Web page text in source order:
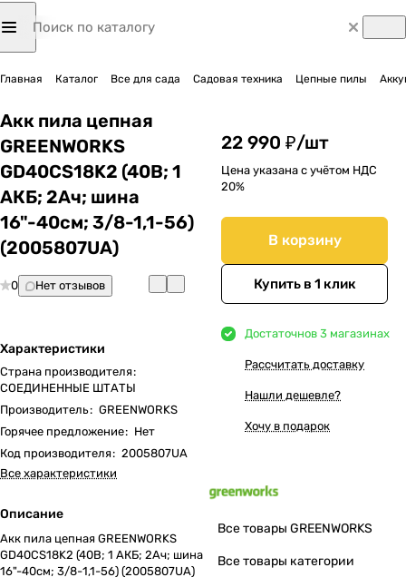
Главная Каталог Все для сада Садовая техника Цепные пилы
Акк пила цепная
GREENWORKS
GD40CS18K2 (40В; 1
АКБ; 2Ач; шина
16"-40см; 3/8-1,1-56)
(2005807UA)
0 Нет отзывов
Характеристики
Страна производителя:
СОЕДИНЕННЫЕ ШТАТЫ
Производитель: GREENWORKS
Горячее предложение: Нет
Код производителя: 2005807UA
Все характеристики
Описание
Акк пила цепная GREENWORKS
GD40CS18K2 (40В; 1 АКБ; 2Ач; шина
16"-40см; 3/8-1,1-56) (2005807UA)
22 990 ₽/шт
Цена указана с учётом НДС
20%
В корзину
Купить в 1 клик
Достаточнов 3 магазинах
Рассчитать доставку
Нашли дешевле?
Хочу в подарок
Все товары GREENWORKS
Все товары категории